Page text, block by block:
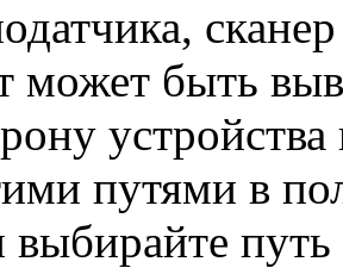
может быть
путями в
путь